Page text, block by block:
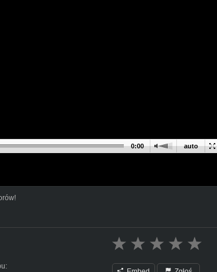
auto
0:00